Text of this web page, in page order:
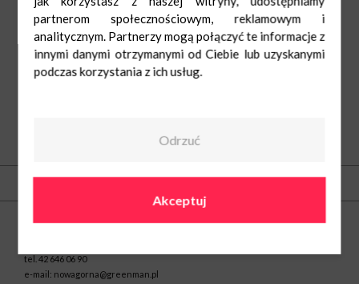
tel. 42 646 06 90
e-mail: nowagorna@greenman.pl
partnerom społecznościowym, reklamowym i
analitycznym. Partnerzy mogą połączyć te informacje z
innymi danymi otrzymanymi od Ciebie lub uzyskanymi
podczas korzystania z ich usług.
Odrzuć
Akceptuj